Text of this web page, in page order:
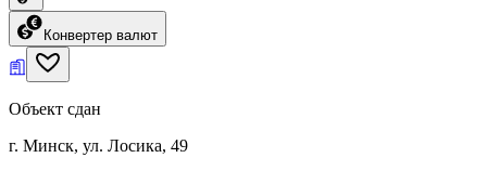
Конвертер валют
Объект сдан
г. Минск, ул. Лосика, 49